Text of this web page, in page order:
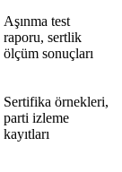
Aşınma test
raporu, sertlik
ölçüm sonuçları
Sertifika örnekleri,
parti izleme
kayıtları